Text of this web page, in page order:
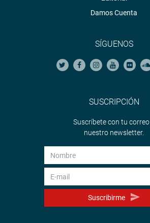
Damos Cuenta
SÍGUENOS
SUSCRIPCIÓN
Suscríbete con tu
nuestro newsletter.
Suscribirme